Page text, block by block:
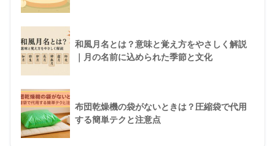
和風月名とは？意味と覚え方をやさしく解説
｜月の名前に込められた季節と文化
布団乾燥機の袋がないときは？圧縮袋で代用
する簡単テクと注意点